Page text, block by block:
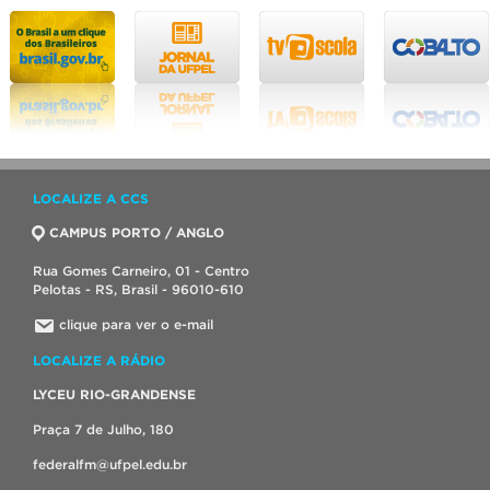
LOCALIZE A CCS
CAMPUS PORTO / ANGLO
Rua Gomes Carneiro, 01 - Centro
Pelotas - RS, Brasil - 96010-610
clique para ver o e-mail
LOCALIZE A RÁDIO
LYCEU RIO-GRANDENSE
Praça 7 de Julho, 180
federalfm@ufpel.edu.br